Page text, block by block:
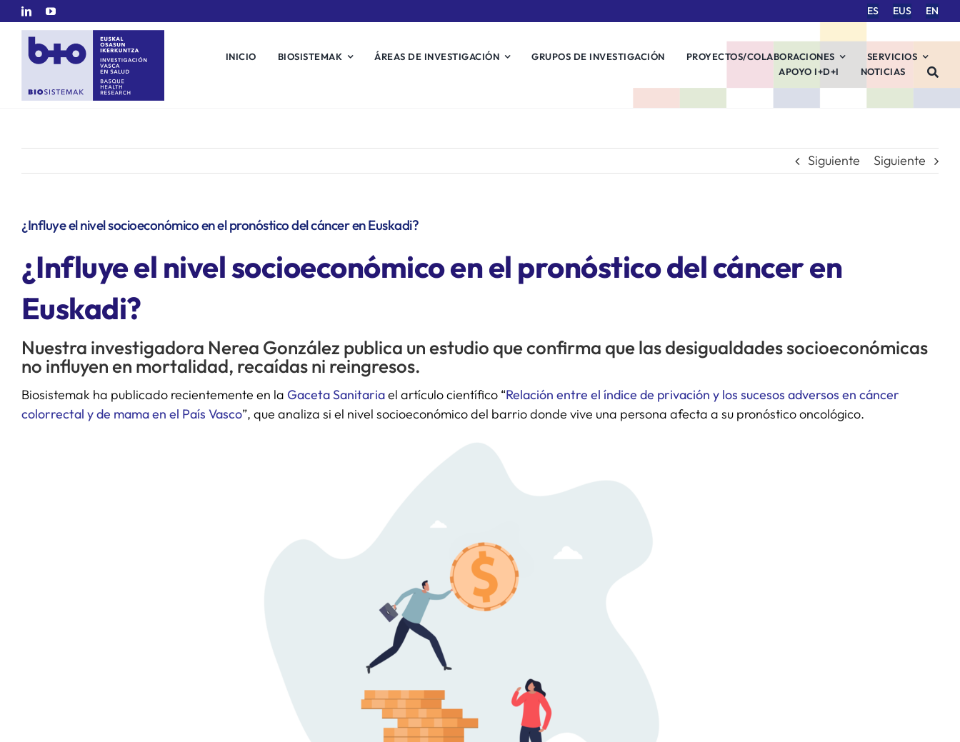
Saltar
contenido
ES EUS EN
INICIO BIOSISTEMAK ÁREAS DE INVESTIGACIÓN GRUPOS DE INVESTIGACIÓN PROYECTOS/COLABORACIONES
SERVICIOS
APOYO I+D+I
NOTICIAS
Siguiente Siguiente
¿Influye el nivel socioeconómico en el pronóstico del cáncer en Euskadi?
¿Influye el nivel socioeconómico en el pronóstico del cáncer en
Euskadi?
Nuestra investigadora Nerea González publica un estudio que confirma que las desigualdades socioeconómicas
no influyen en mortalidad, recaídas ni reingresos.
Biosistemak ha publicado recientemente en la Gaceta Sanitariael artículo científico “Relación entre el índice de privación y los sucesos adversos en cáncer
colorrectal y de mama en el País Vasco”, que analiza si el nivel socioeconómico del barrio donde vive una persona afecta a su pronóstico oncológico.